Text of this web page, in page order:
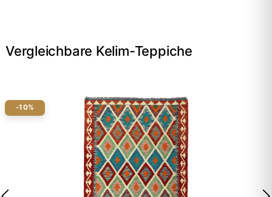
Vergleichbare Kelim-Teppiche
-10%